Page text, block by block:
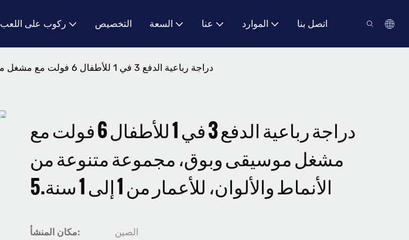
ركوب على اللعب التخصيص السعة عنا الموارد اتصل بنا
دراجة رباعية الدفع 3 في 1 للأطفال 6 فولت مع مشغل موسيقى وبوق، مجموعة متنوعة من الأنماط والألوان، للأعمار من 1 إلى 1 سنة.5
دراجة رباعية الدفع 3 في 1 للأطفال 6 فولت مع
مشغل موسيقى وبوق، مجموعة متنوعة من
الأنماط والألوان، للأعمار من 1 إلى 1 سنة.5
مكان المنشأ: الصين